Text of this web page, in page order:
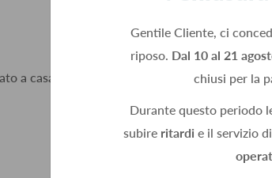
Gentile Cliente, ci
riposo. Dal 10 al 21
chiusi per la
Durante questo periodo
subire ritardi e il servizio
a casa mia in un giorno, ben imballato.